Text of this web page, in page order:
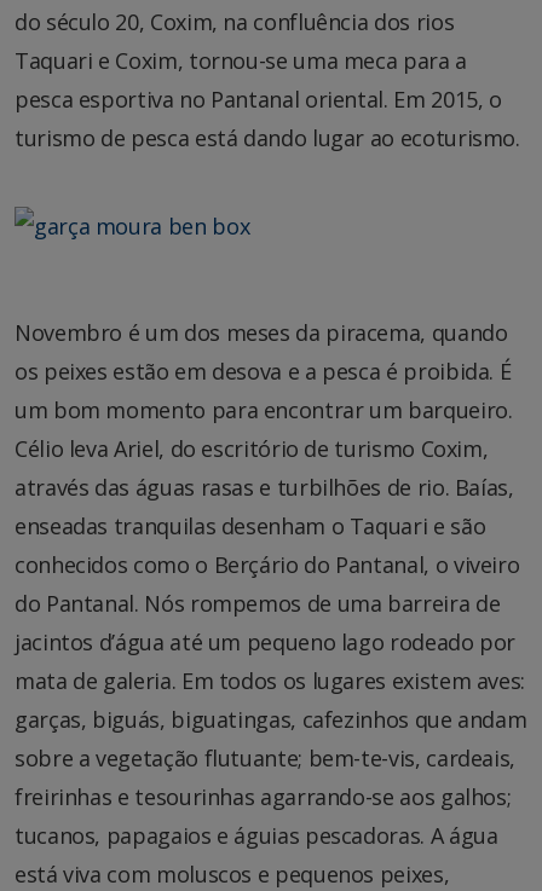
do século 20, Coxim, na confluência dos rios
Taquari e Coxim, tornou-se uma meca para a
pesca esportiva no Pantanal oriental. Em 2015, o
turismo de pesca está dando lugar ao ecoturismo.
Novembro é um dos meses da piracema, quando
os peixes estão em desova e a pesca é proibida. É
um bom momento para encontrar um barqueiro.
Célio leva Ariel, do escritório de turismo Coxim,
através das águas rasas e turbilhões de rio. Baías,
enseadas tranquilas desenham o Taquari e são
conhecidos como o Berçário do Pantanal, o viveiro
do Pantanal. Nós rompemos de uma barreira de
jacintos d’água até um pequeno lago rodeado por
mata de galeria. Em todos os lugares existem aves:
garças, biguás, biguatingas, cafezinhos que andam
sobre a vegetação flutuante; bem-te-vis, cardeais,
freirinhas e tesourinhas agarrando-se aos galhos;
tucanos, papagaios e águias pescadoras. A água
está viva com moluscos e pequenos peixes,